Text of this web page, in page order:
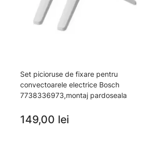
Set picioruse de fixare pentru
convectoarele electrice Bosch
7738336973,montaj pardoseala
149,00 lei